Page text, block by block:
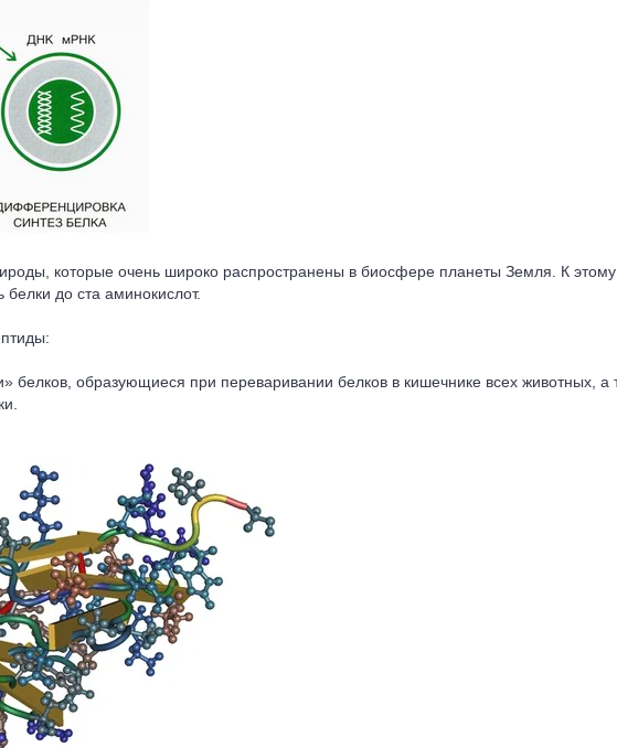
которые очень широко распространены в биосфере планеты Земля. К этому
белки до ста аминокислот.
белков, образующиеся при переваривании белков в кишечнике всех животных, а